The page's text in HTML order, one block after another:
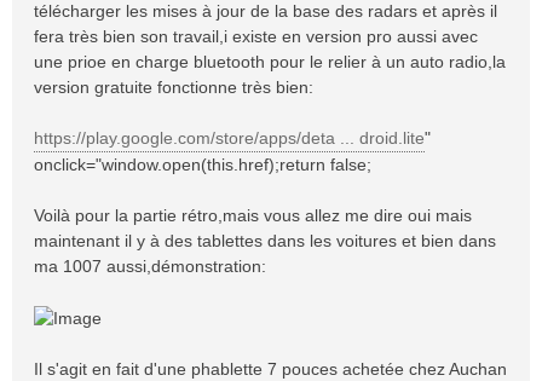
télécharger les mises à jour de la base des radars et après il
fera très bien son travail,i existe en version pro aussi avec
une prioe en charge bluetooth pour le relier à un auto radio,la
version gratuite fonctionne très bien:
https://play.google.com/store/apps/deta ... droid.lite"
onclick="window.open(this.href);return false;
Voilà pour la partie rétro,mais vous allez me dire oui mais
maintenant il y à des tablettes dans les voitures et bien dans
ma 1007 aussi,démonstration:
Il s'agit en fait d'une phablette 7 pouces achetée chez Auchan